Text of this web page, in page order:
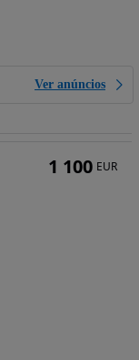
Ver anúncios
1 100 EUR